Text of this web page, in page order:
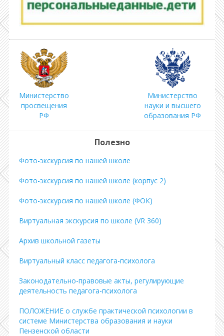
Министерство
просвещения
РФ
Министерство
науки и высшего
образования РФ
Полезно
Фото-экскурсия по нашей школе
Фото-экскурсия по нашей школе (корпус 2)
Фото-экскурсия по нашей школе (ФОК)
Виртуальная экскурсия по школе (VR 360)
Архив школьной газеты
Виртуальный класс педагога-психолога
Законодательно-правовые акты, регулирующие
деятельность педагога-психолога
ПОЛОЖЕНИЕ о службе практической психологии в
системе Министерства образования и науки
Пензенской области